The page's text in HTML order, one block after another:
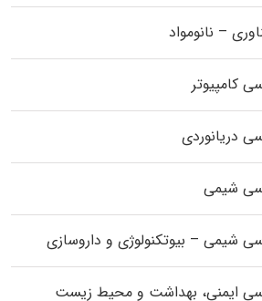
– نانومواد
کامپیوتر
دریانوردی
شیمی
شیمی – بیوتکنولوژی و داروسازی
ایمنی، بهداشت و محیط زیست